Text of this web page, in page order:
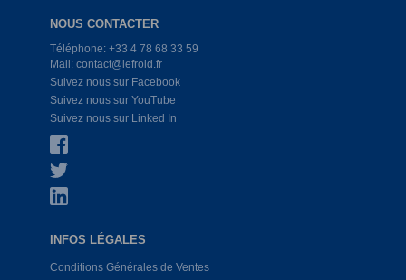
NOUS CONTACTER
Téléphone: +33 4 78 68 33 59
Mail: contact@lefroid.fr
Suivez nous sur Facebook
Suivez nous sur YouTube
Suivez nous sur Linked In
INFOS LÉGALES
Conditions Générales de Ventes